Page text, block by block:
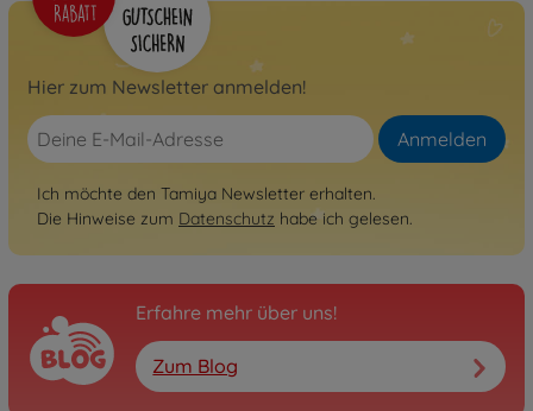
Hier zum Newsletter anmelden!
Anmelden
Ich möchte den Tamiya Newsletter erhalten.
Die Hinweise zum Datenschutz habe ich gelesen.
Erfahre mehr über uns!
Zum Blog